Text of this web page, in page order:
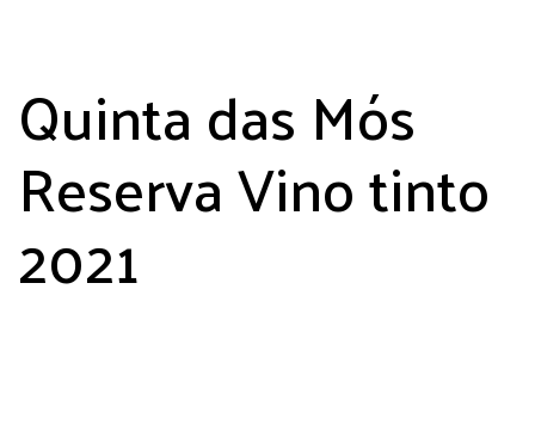
Quinta das Mós
Reserva Vino tinto
2021